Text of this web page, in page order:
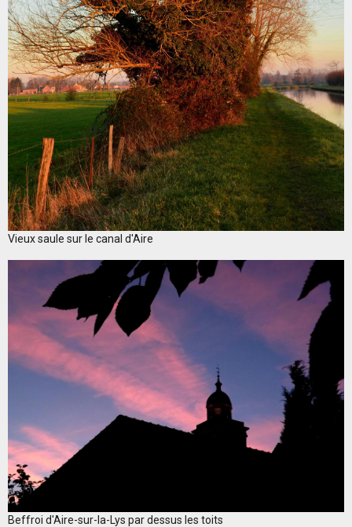
Vieux saule sur le canal d'Aire
Beffroi d'Aire-sur-la-Lys par dessus les toits